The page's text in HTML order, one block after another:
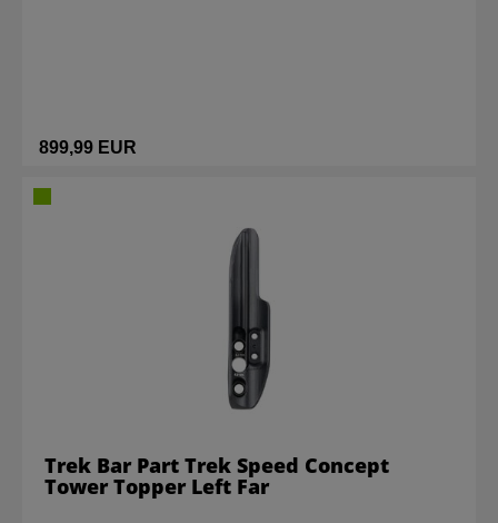
899,99 EUR
Trek Bar Part Trek Speed Concept
Tower Topper Left Far